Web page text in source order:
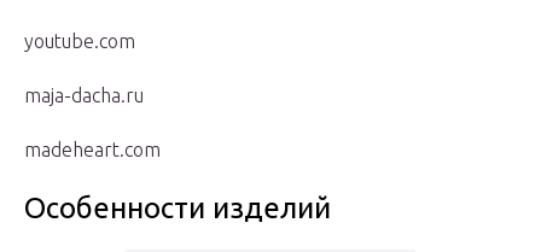
youtube.com
maja-dacha.ru
madeheart.com
Особенности изделий